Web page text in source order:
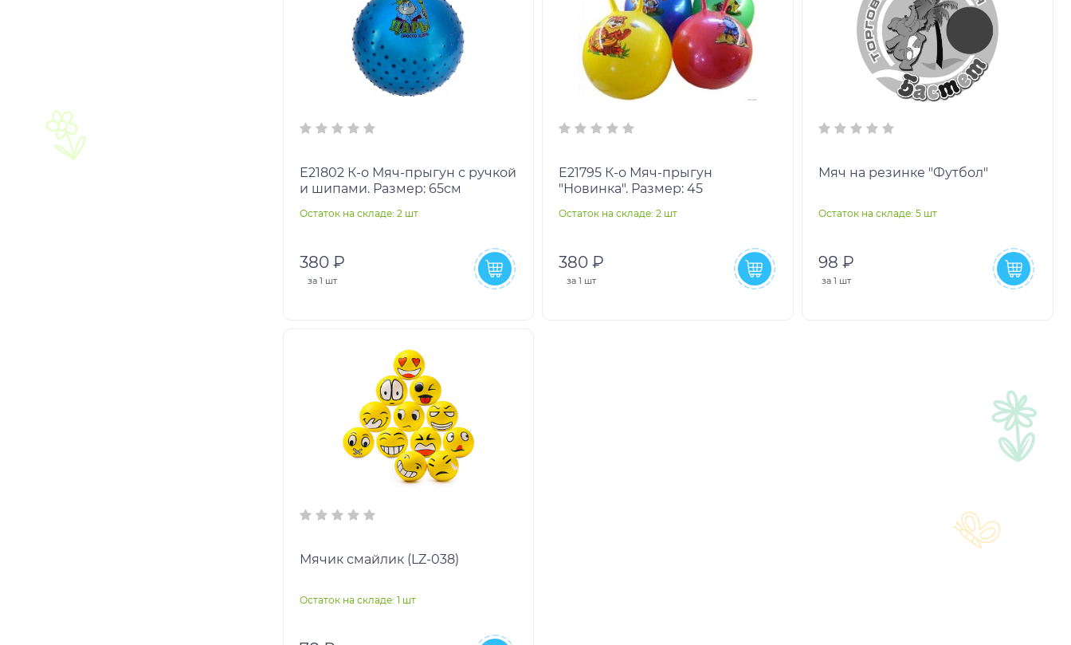
E21802 К-о Мяч-прыгун с ручкой
и шипами. Размер: 65см
Остаток на складе: 2 шт
380 ₽
за 1 шт
E21795 К-о Мяч-прыгун
"Новинка". Размер: 45
Остаток на складе: 2 шт
380 ₽
за1 шт
Мяч на резинке "Футбол"
Остаток на складе: 5 шт
98 ₽
за1 шт
Мячик смайлик (LZ-038)
Остаток на складе: 1 шт